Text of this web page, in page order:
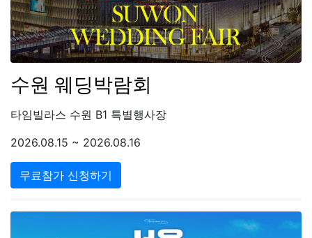
수원 웨딩박람회
타임빌라스 수원 B1 특별행사장
2026.08.15 ~ 2026.08.16
무료참가 신청하기